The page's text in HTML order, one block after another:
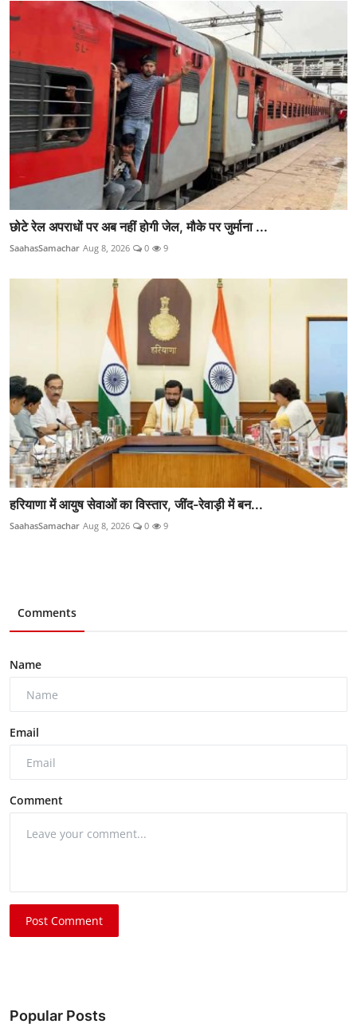
छोटे रेल अपराधों पर अब नहीं होगी जेल, मौके पर जुर्माना ...
SaahasSamachar Aug 8, 2026 0 9
हरियाणा में आयुष सेवाओं का विस्तार, जींद-रेवाड़ी में बन...
SaahasSamachar Aug 8, 2026 0 9
Comments
Name
Email
Comment
Post Comment
Popular Posts